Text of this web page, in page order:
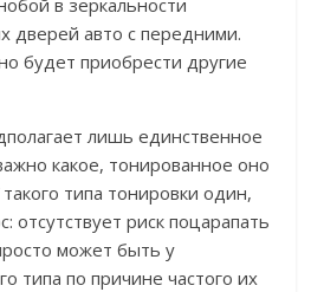
в зеркальности
дверей авто с передними.
будет приобрести другие
лишь единственное
какое, тонированное оно
типа тонировки один,
отсутствует риск поцарапать
может быть у
типа по причине частого их